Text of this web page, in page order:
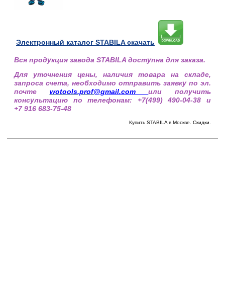
Электронный каталог STABILA скачать
Вся продукция завода STABILA доступна для заказа.
Для уточнения цены, наличия товара на складе,
запроса счета, необходимо отправить заявку по эл.
почте wotools.prof@gmail.comили получить
консультацию по телефонам: +7(499) 490-04-38 и
+7 916 683-75-48
Купить STABILA в Москве. Скидки.